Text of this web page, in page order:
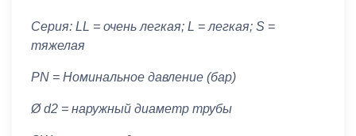
Серия: LL = очень легкая; L = легкая; S =
тяжелая
PN = Номинальное давление (бар)
Ø d2 = наружный диаметр трубы